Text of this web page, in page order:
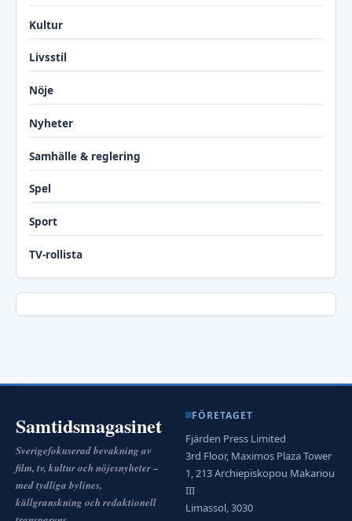
Kultur
Livsstil
Nöje
Nyheter
Samhälle & reglering
Spel
Sport
TV-rollista
Samtidsmagasinet
Sverigefokuserad bevakning av
film, tv, kultur och nöjesnyheter –
med tydliga bylines,
källgranskning och redaktionell
FÖRETAGET
Fjärden Press Limited
3rd Floor, Maximos Plaza Tower
1, 213 Archiepiskopou Makariou
III
Limassol, 3030